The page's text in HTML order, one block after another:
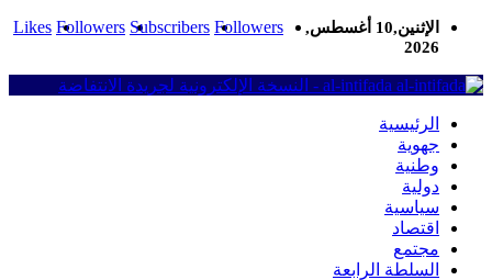
Likes Followers Subscribers Followers
الإثنين,10 أغسطس,
2026
al-intifada - النسخة الإلكترونية لجريدة الانتفاضة
الرئيسية
جهوية
وطنية
دولية
سياسية
اقتصاد
مجتمع
السلطة الرابعة